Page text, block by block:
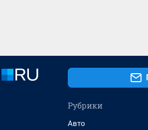
Рубрики
Авто